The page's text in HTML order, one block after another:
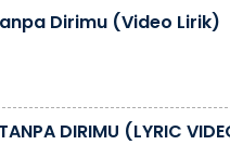
Dirimu (Video Lirik)
DIRIMU (LYRIC